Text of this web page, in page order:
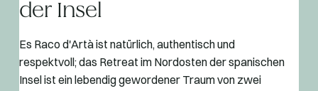
der Insel
Es Raco d'Artà ist natürlich, authentisch und
respektvoll; das Retreat im Nordosten der spanischen
Insel ist ein lebendig gewordener Traum von zwei